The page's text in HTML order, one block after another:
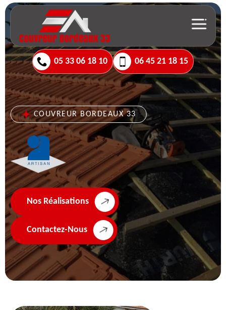
05 33 06 18 10 06 45 21 18 15
COUVREUR BORDEAUX 33
Nos Réalisations
Contactez-Nous